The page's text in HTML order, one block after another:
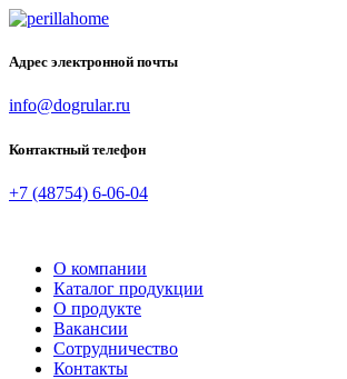
Адрес электронной почты
info@dogrular.ru
Контактный телефон
+7 (48754) 6-06-04
О компании
Каталог продукции
О продукте
Вакансии
Сотрудничество
Контакты